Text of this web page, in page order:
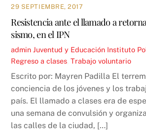
29 SEPTIEMBRE, 2017
Resistencia ante el llamado a
sismo, en el IPN
admin Juventud y Educación Instituto
Regreso a clases ,Trabajo voluntario
Escrito por: Mayren Padilla El
conciencia de los jóvenes y los
país. El llamado a clases era de
una semana de convulsión y
las calles de la ciudad, […]